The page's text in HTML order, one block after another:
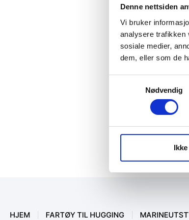
Denne nettsiden
Vi bruker
analysere trafikken
sosiale medier,
dem, eller som de
Nødvendig
HJEM FARTØY TIL HUGGING